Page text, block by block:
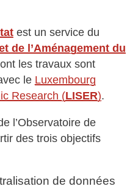
est un service du
de l’Aménagement du
les travaux sont
le Luxembourg
Research (LISER).
l’Observatoire de
des trois objectifs
de données